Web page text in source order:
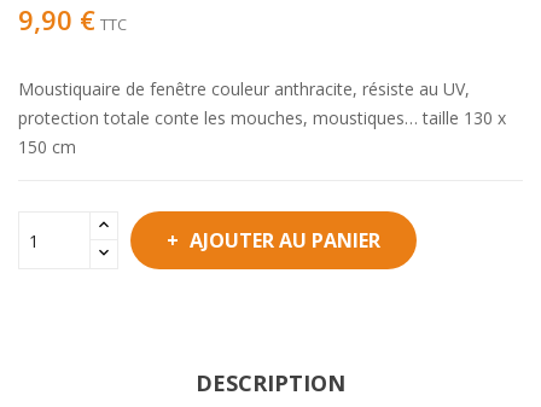
9,90 € TTC
Moustiquaire de fenêtre couleur anthracite, résiste au UV,
protection totale conte les mouches, moustiques… taille 130 x
150 cm
AJOUTER AU PANIER
DESCRIPTION